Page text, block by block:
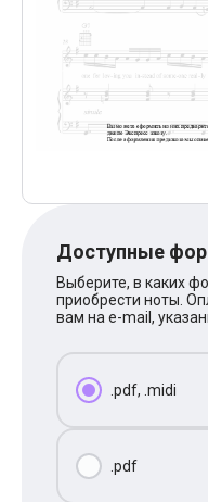
XOLIDAYBOY
Ваня Дмитриенко
Анна Герман
Полина Гагарина
Монеточка
Ласковый Май
BTS
Макс Корж
Алена Швец
Michael Jackson
Modern Talking
BEARWOLF
Юрий Шатунов
Мария Чайковская
Доступные
Выберите, в каких
приобрести ноты.
вам на e-mail,
.pdf, .midi
.pdf